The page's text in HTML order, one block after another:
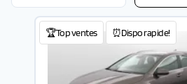
🏆Top ventes ⏰Dispo rapide!